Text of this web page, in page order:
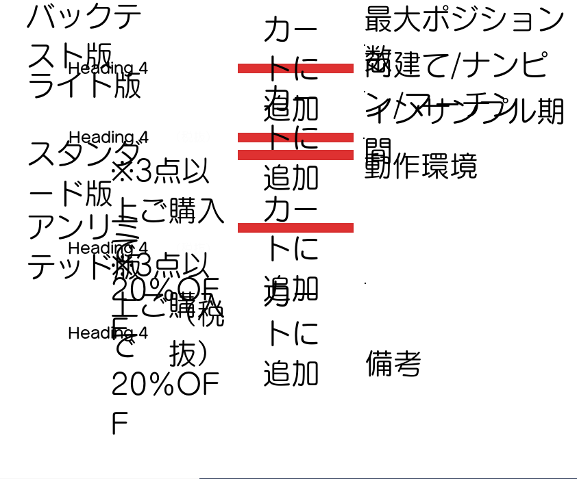
バックテ
スト版
スタンダ
ード版
アンリミ
テッド版
最大ポジション
数
Heading 4
​カー
トに
追加
Heading 4
​カー
トに
追加
Heading 4
※3点以
上ご購入
で​
20％OF
F
​カー
トに
追加
Heading 4
（税
抜）
※3点以
上ご購入
で​
20％OF
F
​カー
トに
追加
ライト版
両建て/ナンピ
ン/マーチン
インサンプル期
間
動作環境
備考